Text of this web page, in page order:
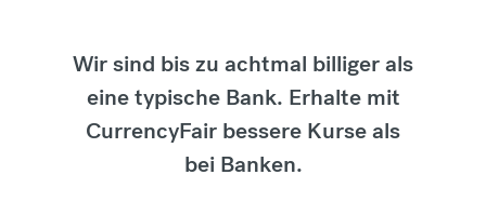
Wir sind bis zu achtmal billiger als
eine typische Bank. Erhalte mit
CurrencyFair bessere Kurse als
bei Banken.